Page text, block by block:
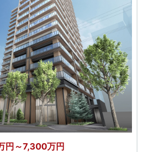
円～7,300万円